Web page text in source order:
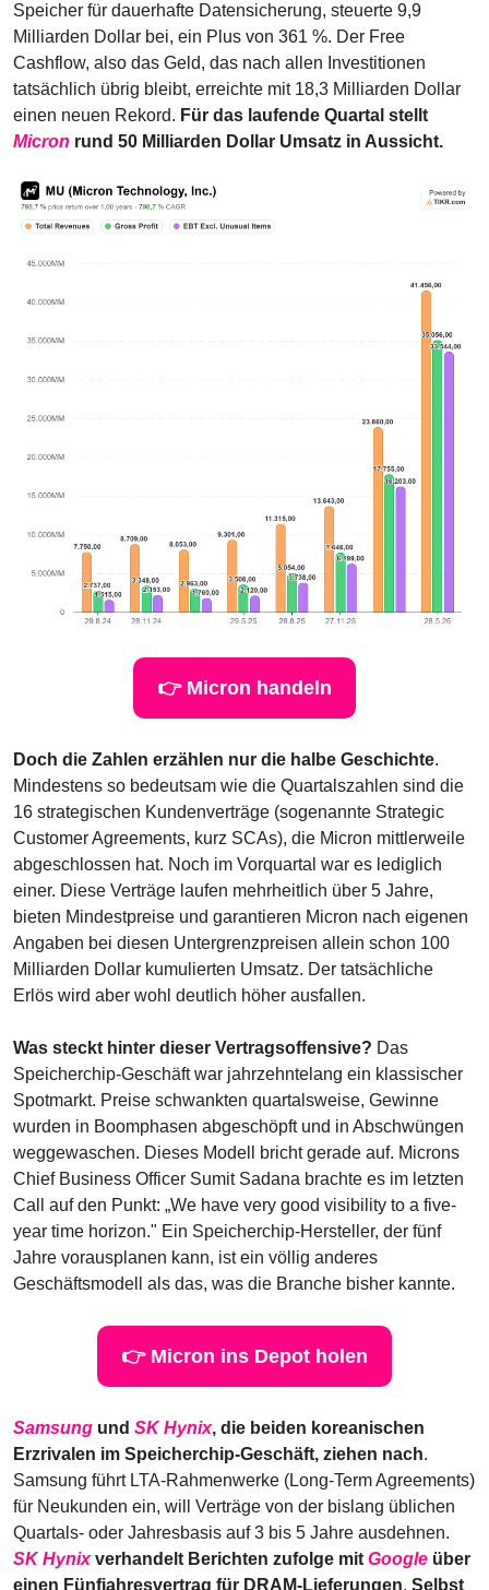
Speicher für dauerhafte Datensicherung, steuerte 9,9
Milliarden Dollar bei, ein Plus von 361 %. Der Free
Cashflow, also das Geld, das nach allen Investitionen
tatsächlich übrig bleibt, erreichte mit 18,3 Milliarden Dollar
einen neuen Rekord.
Micron rund 50 Milliarden Dollar Umsatz in Aussicht.
👉 Micron handeln
Doch die Zahlen erzählen nur die halbe Geschichte.
Mindestens so bedeutsam wie die Quartalszahlen sind die
16 strategischen Kundenverträge (sogenannte Strategic
Customer Agreements, kurz SCAs), die Micron mittlerweile
abgeschlossen hat. Noch im Vorquartal war es lediglich
einer. Diese Verträge laufen mehrheitlich über 5 Jahre,
bieten Mindestpreise und garantieren Micron nach eigenen
Angaben bei diesen Untergrenzpreisen allein schon 100
Milliarden Dollar kumulierten Umsatz. Der tatsächliche
Erlös wird aber wohl deutlich höher ausfallen.
Was steckt hinter dieser Vertragsoffensive? Das
Speicherchip-Geschäft war jahrzehntelang ein klassischer
Spotmarkt. Preise schwankten quartalsweise, Gewinne
wurden in Boomphasen abgeschöpft und in Abschwüngen
weggewaschen. Dieses Modell bricht gerade auf. Microns
Chief Business Officer Sumit Sadana brachte es im letzten
Call auf den Punkt: „We have very good visibility to a five-
year time horizon." Ein Speicherchip-Hersteller, der fünf
Jahre vorausplanen kann, ist ein völlig anderes
Geschäftsmodell als das, was die Branche bisher kannte.
👉 Micron ins Depot holen
Samsung und SK Hynix, die beiden koreanischen
Erzrivalen im Speicherchip-Geschäft, ziehen nach.
Samsung führt LTA-Rahmenwerke (Long-Term Agreements)
für Neukunden ein, will Verträge von der bislang üblichen
SK Hynix verhandelt Berichten zufolge mit Google über
einen Fünfjahresvertrag für DRAM-Lieferungen.